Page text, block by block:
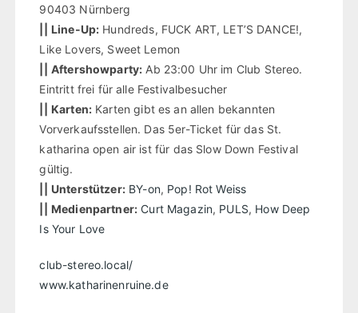
90403 Nürnberg
Line-Up: Hundreds, FUCK ART, LET’S DANCE!,
Like Lovers, Sweet Lemon
Aftershowparty: Ab 23:00 Uhr im Club Stereo.
Eintritt frei für alle Festivalbesucher
Karten: Karten gibt es an allen bekannten
Vorverkaufsstellen. Das 5er-Ticket für das St.
katharina open air ist für das Slow Down Festival
gültig.
Unterstützer: BY-on, Pop! Rot Weiss
Medienpartner: Curt Magazin, PULS, How Deep
Is Your Love
club-stereo.local/
www.katharinenruine.de